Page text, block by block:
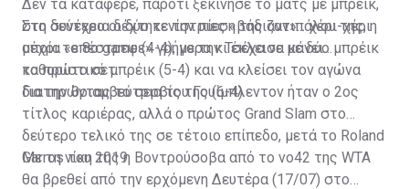
Δεν τα κατάφερε, παρότι ξεκίνησε το ματς με μπρέικ,
στη συνέχεια δέχτηκε την πίεση της αντιπάλου της, η
οποία «επέστρεψε» γρήγορα κι έκλεισε με δύο μπρέικ
το πρώτο σετ.
Στο δεύτερο οι δύο τενίστριες «βάδιζαν»... χέρι-χέρι
μέχρι το 8ο game (4-4), με την Τσέχα να κάνει
καθοριστικό μπρέικ (5-4) και να κλείσει τον αγώνα
διατηρώντας το σερβίς της (6-4).
Για την θριαμβεύτρια του Γουίμπλεντον ήταν ο 2ος
τίτλος καριέρας, αλλά ο πρώτος Grand Slam στο
δεύτερο τελικό της σε τέτοιο επίπεδο, μετά το Roland
Garros του 2019.
Με τη νίκη της η Βοντρούσοβα από το νο42 της WTA
θα βρεθεί από την ερχόμενη Δευτέρα (17/07) στο